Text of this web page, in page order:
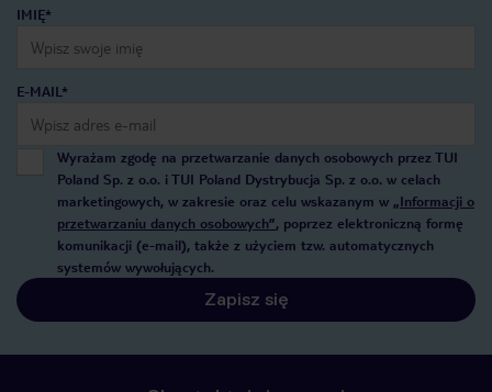
IMIĘ*
E-MAIL*
Wyrażam zgodę na przetwarzanie danych osobowych przez TUI
Poland Sp. z o.o. i TUI Poland Dystrybucja Sp. z o.o. w celach
marketingowych, w zakresie oraz celu wskazanym w „Informacji o
przetwarzaniu danych osobowych”, poprzez elektroniczną formę
komunikacji (e-mail), także z użyciem tzw. automatycznych
systemów wywołujących.
Zapisz się